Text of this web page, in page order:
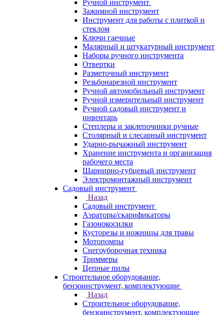
Ручной инструмент
Зажимной инструмент
Инструмент для работы с плиткой и
стеклом
Ключи гаечные
Малярный и штукатурный инструмент
Наборы ручного инструмента
Отвертки
Разметочный инструмент
Резьбонарезной инструмент
Ручной автомобильный инструмент
Ручной измерительный инструмент
Ручной садовый инструмент и
инвентарь
Степлеры и заклепочники ручные
Столярный и слесарный инструмент
Ударно-рычажный инструмент
Хранение инструмента и организация
рабочего места
Шарнирно-губцевый инструмент
Электромонтажный инструмент
Садовый инструмент
Назад
Садовый инструмент
Аэраторы/скарификаторы
Газонокосилки
Кусторезы и ножницы для травы
Мотопомпы
Снегоуборочная техника
Триммеры
Цепные пилы
Строительное оборудование,
бензоинструмент, комплектующие
Назад
Строительное оборудование,
бензоинструмент, комплектующие